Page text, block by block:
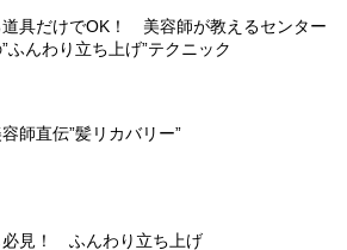
道具だけでOK！ 美容師が教えるセンター
ふんわり立ち上げ”テクニック
師直伝”髪リカバリー”
必見！ ふんわり立ち上げ